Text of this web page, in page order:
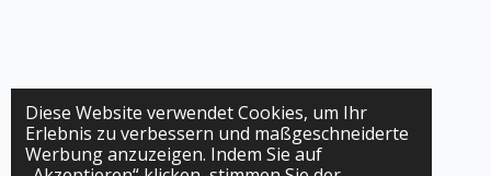
Diese Website verwendet Cookies, um Ihr
Erlebnis zu verbessern und maßgeschneiderte
Werbung anzuzeigen. Indem Sie auf